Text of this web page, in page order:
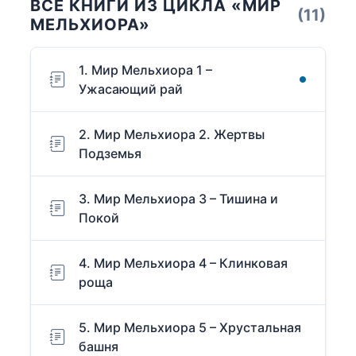
ВСЕ КНИГИ ИЗ ЦИКЛА «МИР
МЕЛЬХИОРА»
(11)
1. Мир Мельхиора 1 –
Ужасающий рай
2. Мир Мельхиора 2. Жертвы
Подземья
3. Мир Мельхиора 3 – Тишина и
Покой
4. Мир Мельхиора 4 – Клинковая
роща
5. Мир Мельхиора 5 – Хрустальная
башня